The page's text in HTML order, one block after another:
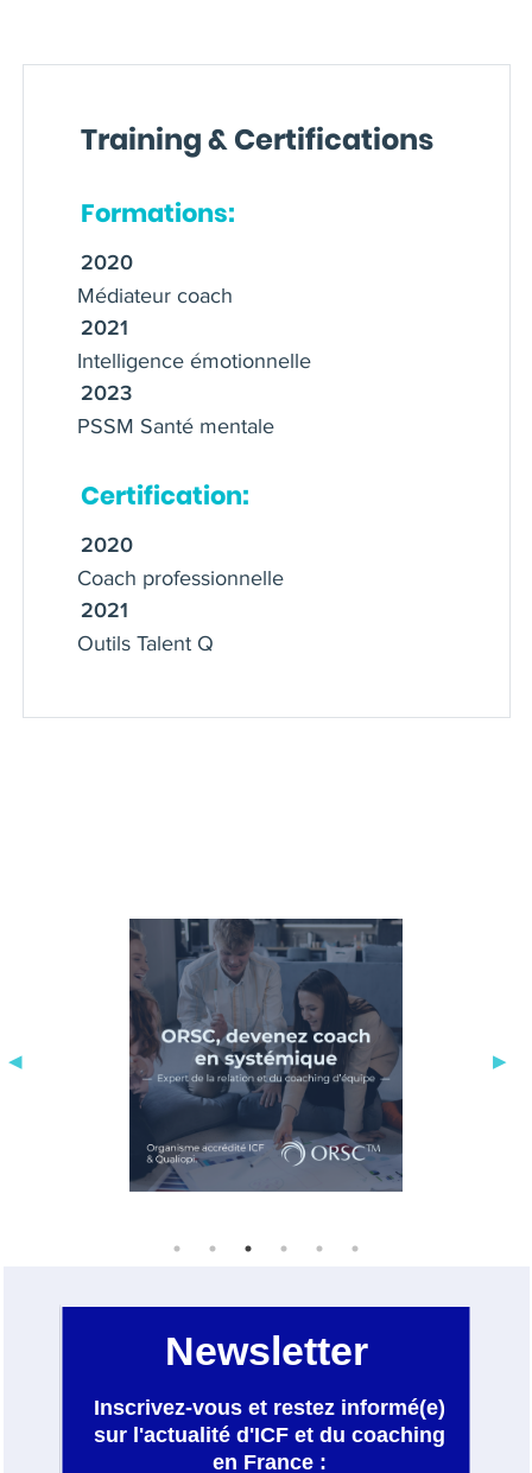
Training & Certifications
Formations:
2020
Médiateur coach
2021
Intelligence émotionnelle
2023
PSSM Santé mentale
Certification:
2020
Coach professionnelle
2021
Outils Talent Q